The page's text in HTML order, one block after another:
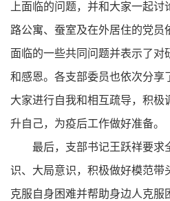
上面临的问题，并和大家一起讨
路公寓、蚕室及在外居住的党员
面临的一些共同问题并表示了对
和感恩。各支部委员也依次分享
大家进行自我和相互疏导，积极
升自己，为疫后工作做好准备。
最后，支部书记王跃祥要求
识、大局意识，积极做好模范带
克服自身困难并帮助身边人克